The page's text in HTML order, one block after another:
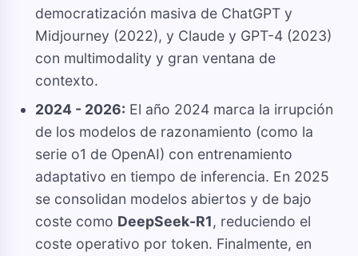
democratización masiva de ChatGPT y
Midjourney (2022), y Claude y GPT-4 (2023)
con multimodality y gran ventana de
contexto.
2024 - 2026: El año 2024 marca la irrupción
de los modelos de razonamiento (como la
serie o1 de OpenAI) con entrenamiento
adaptativo en tiempo de inferencia. En 2025
se consolidan modelos abiertos y de bajo
coste como DeepSeek-R1, reduciendo el
coste operativo por token. Finalmente, en